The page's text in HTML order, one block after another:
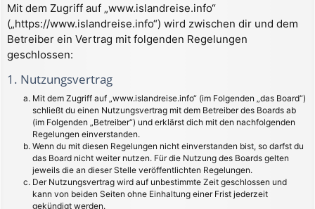
Mit dem Zugriff auf „www.islandreise.info“
(„https://www.islandreise.info“) wird zwischen dir und dem
Betreiber ein Vertrag mit folgenden Regelungen
geschlossen:
1. Nutzungsvertrag
Mit dem Zugriff auf „www.islandreise.info“ (im Folgenden „das Board“)
schließt du einen Nutzungsvertrag mit dem Betreiber des Boards ab
(im Folgenden „Betreiber“) und erklärst dich mit den nachfolgenden
Regelungen einverstanden.
Wenn du mit diesen Regelungen nicht einverstanden bist, so darfst du
das Board nicht weiter nutzen. Für die Nutzung des Boards gelten
jeweils die an dieser Stelle veröffentlichten Regelungen.
Der Nutzungsvertrag wird auf unbestimmte Zeit geschlossen und
kann von beiden Seiten ohne Einhaltung einer Frist jederzeit
gekündigt werden.